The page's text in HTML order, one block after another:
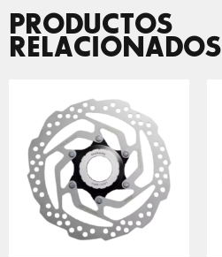
PRODUCTOS
RELACIONADOS